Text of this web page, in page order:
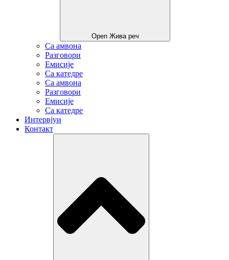
Open Жива реч
Са амвона
Разговори
Емисије
Са катедре
Са амвона
Разговори
Емисије
Са катедре
Интервјуи
Контакт